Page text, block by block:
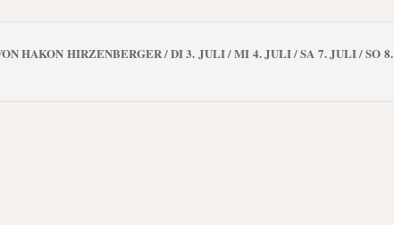
HAKON HIRZENBERGER / DI 3. JULI / MI 4. JULI / SA 7. JULI / SO 8.